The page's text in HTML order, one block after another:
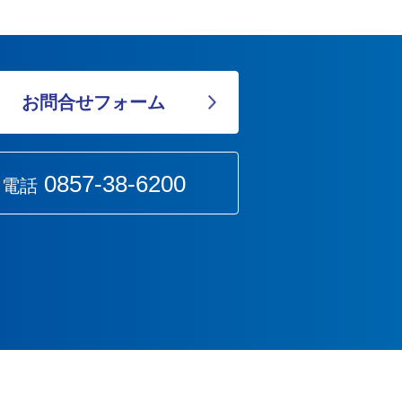
お問合せフォーム
電話0857-38-6200